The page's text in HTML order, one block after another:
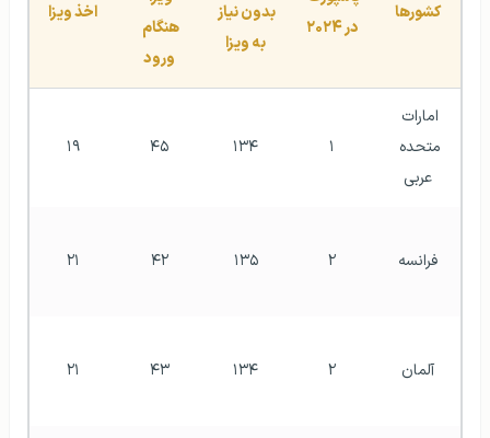
کشورها
در ۲۰۲۴
به ویزا
ورود
اخذ ویزا
عربی
۱ ۱۳۴ ۴۵ ۱۹
فرانسه ۲ ۱۳۵ ۴۲ ۲۱
آلمان ۲ ۱۳۴ ۴۳ ۲۱